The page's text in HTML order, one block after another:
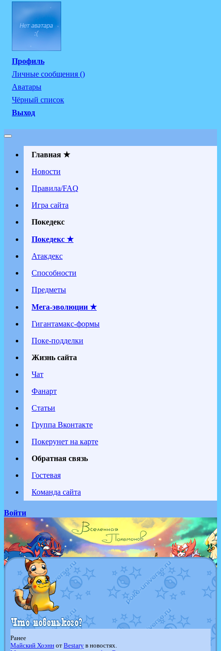
Профиль
Личные сообщения ()
Аватары
Чёрный список
Выход
Главная ★
Новости
Правила/FAQ
Игра сайта
Покедекс
Покедекс ★
Атакдекс
Способности
Предметы
Мега-эволюции ★
Гигантамакс-формы
Поке-подделки
Жизнь сайта
Чат
Фанарт
Статьи
Группа Вконтакте
Покерунет на карте
Обратная связь
Гостевая
Команда сайта
Войти
Ранее
Майский Хоэннот Bestaryв новостях.